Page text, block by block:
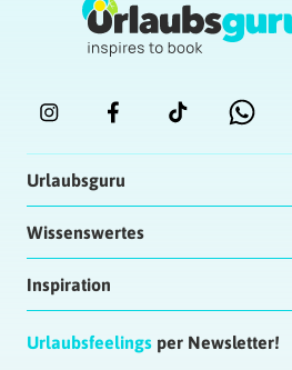
Urlaubsguru
Wissenswertes
Inspiration
Urlaubsfeelings per Newsletter!